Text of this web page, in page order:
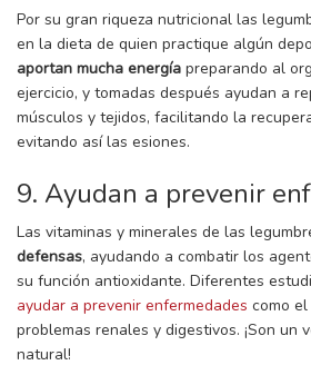
Por su gran riqueza nutricional las
en la dieta de quien practique algún
aportan mucha energía preparando al
ejercicio, y tomadas después ayudan a
músculos y tejidos, facilitando la
evitando así las esiones.
9. Ayudan a prevenir
Las vitaminas y minerales de las
defensas, ayudando a combatir los
su función antioxidante. Diferentes
ayudar a prevenir enfermedades como
problemas renales y digestivos. ¡Son un
natural!